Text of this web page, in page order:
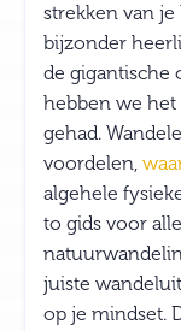
strekken van
bijzonder
de gigantische
hebben we
gehad.
voordelen,
algehele
to gids voor
juiste
op je mindset.